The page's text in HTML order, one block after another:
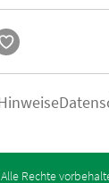
Rechte